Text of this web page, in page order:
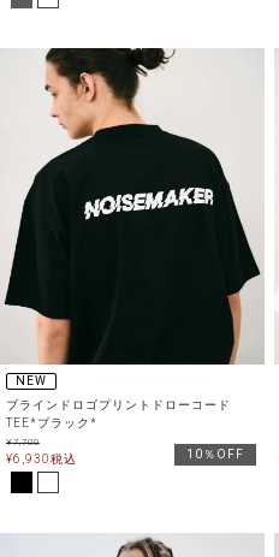
NEW
ブラインドロゴプリントドローコード
TEE*ブラック*
¥7,700
¥6,930税込 10％OFF